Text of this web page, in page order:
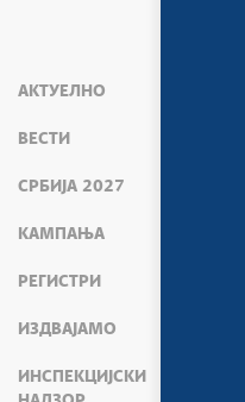
АКТУЕЛНО
ВЕСТИ
СРБИЈА 2027
КАМПАЊА
РЕГИСТРИ
ИЗДВАЈАМО
ИНСПЕКЦИЈСКИ